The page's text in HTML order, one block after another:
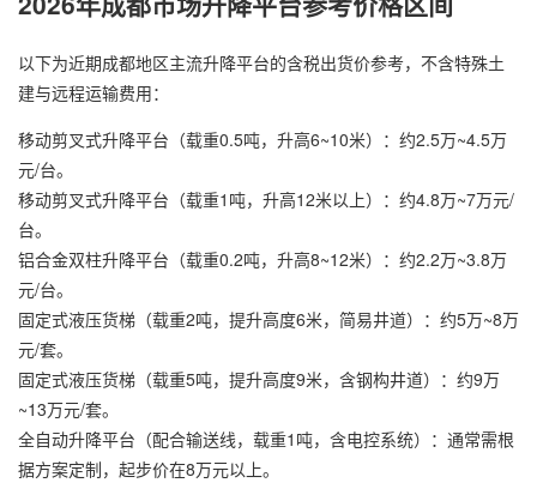
以下为近期成都地区主流升降平台的含税出货价参考，不含特殊土
建与远程运输费用：
移动剪叉式升降平台（载重0.5吨，升高6~10米）：约2.5万~4.5万
元/台。
移动剪叉式升降平台（载重1吨，升高12米以上）：约4.8万~7万元/
台。
铝合金双柱升降平台（载重0.2吨，升高8~12米）：约2.2万~3.8万
元/台。
固定式液压货梯（载重2吨，提升高度6米，简易井道）：约5万~8万
元/套。
固定式液压货梯（载重5吨，提升高度9米，含钢构井道）：约9万
~13万元/套。
全自动升降平台（配合输送线，载重1吨，含电控系统）：通常需根
据方案定制，起步价在8万元以上。